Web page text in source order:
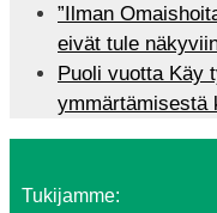
”Ilman
eivät tule
Puoli vuotta Käy
ymmärtämisestä
Tukijamme: